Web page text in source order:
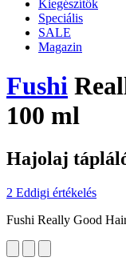
Kiegészítők
Speciális
SALE
Magazin
Fushi
100 ml
Hajolaj
2 Eddigi értékelés
Fushi Really Good